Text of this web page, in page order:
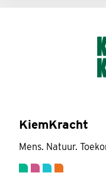
KiemKracht
Mens. Natuur.